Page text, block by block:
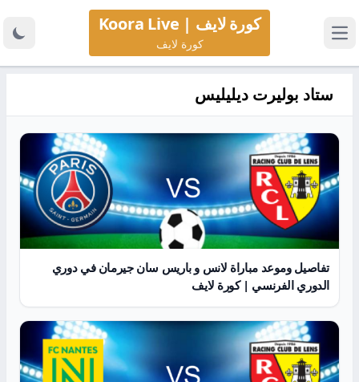
كورة لايف | Koora Live
كورة لايف
ستاد بوليرت ديليليس
تفاصيل وموعد مباراة لانس و باريس سان جيرمان في دوري
الدوري الفرنسي | كورة لايف